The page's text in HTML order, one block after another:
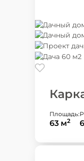
Площадь:
63 м2